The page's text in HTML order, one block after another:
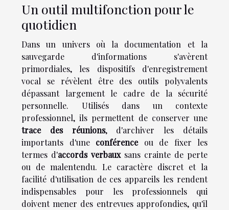
Un outil multifonction pour le
quotidien
Dans un univers où la documentation et la
sauvegarde d'informations s'avèrent
primordiales, les dispositifs d'enregistrement
vocal se révèlent être des outils polyvalents
dépassant largement le cadre de la sécurité
personnelle. Utilisés dans un contexte
professionnel, ils permettent de conserver une
trace des réunions, d'archiver les détails
importants d'une conférenceou de fixer les
termes d'accords verbauxsans crainte de perte
ou de malentendu. Le caractère discret et la
facilité d'utilisation de ces appareils les rendent
indispensables pour les professionnels qui
doivent mener des entrevues approfondies, qu'il